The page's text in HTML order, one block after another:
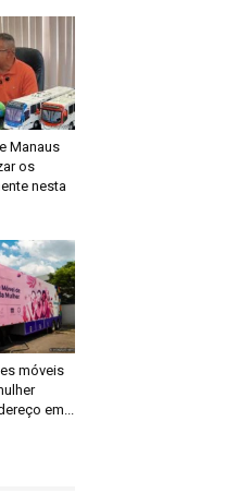
Manaus
os
nesta
móveis
em...